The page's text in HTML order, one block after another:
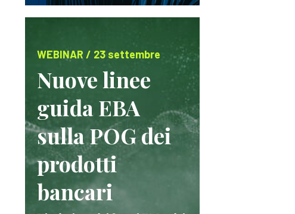
WEBINAR / 23 settembre
Nuove linee
guida EBA
sulla POG dei
prodotti
bancari